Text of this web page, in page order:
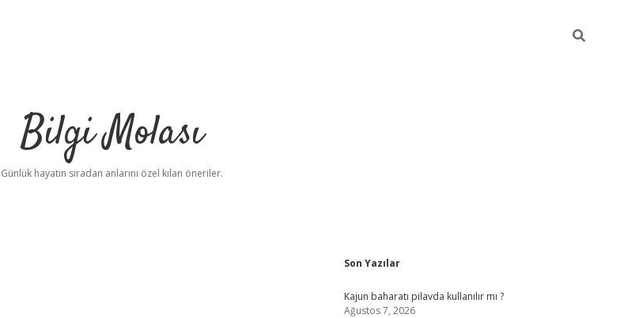
Bilgi Molası
Günlük hayatın sıradan anlarını özel kılan öneriler.
Sidebar
Son Yazılar
Kajun baharatı pilavda kullanılır mı ?
Ağustos 7, 2026